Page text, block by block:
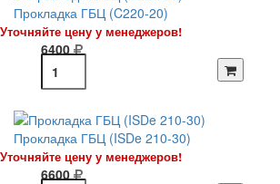
Прокладка ГБЦ (C220-20)
Уточняйте цену у менеджеров!
6400
Прокладка ГБЦ (ISDe 210-30)
Уточняйте цену у менеджеров!
6600